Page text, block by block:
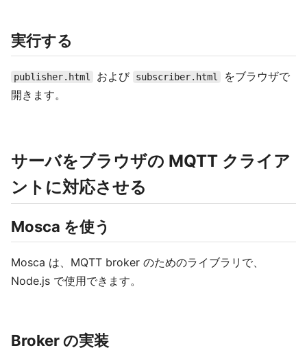
実行する
publisher.html および subscriber.html
をブラウザで
開きます。
サーバをブラウザの MQTT クライア
ントに対応させる
Mosca を使う
Mosca は、MQTT broker のためのライブラリで、
Node.js で使用できます。
Broker の実装